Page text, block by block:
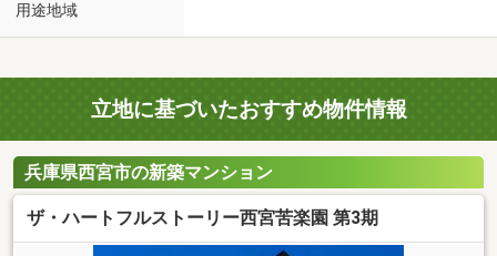
用途地域
立地に基づいたおすすめ物件情報
兵庫県西宮市の新築マンション
ザ・ハートフルストーリー西宮苦楽園 第3期